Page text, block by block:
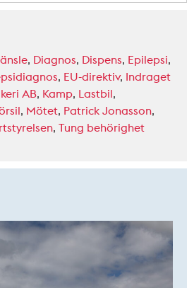
, Diagnos, Dispens, Epilepsi,
, EU-direktiv, Indraget
AB, Kamp, Lastbil,
, Mötet, Patrick Jonasson,
, Tung behörighet